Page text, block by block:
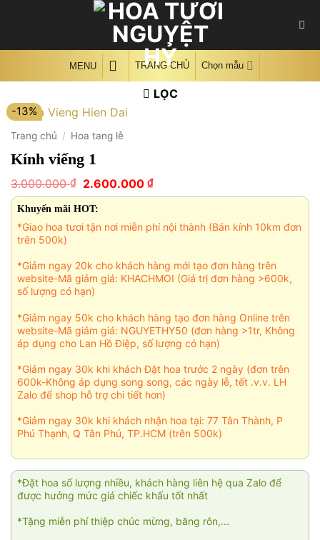
MENU TRANG CHỦ Chọn mẫu
LỌC
-13%
Trang chủ / Hoa tang lễ
Kính viếng 1
3.000.000₫ Giá
gốc
là:
3.000.000 ₫.
2.600.000 ₫Giá
hiện
2.600.000 ₫.
Khuyến mãi HOT:
*Giao hoa tươi tận nơi miễn phí nội thành (Bán kính 10km đơn
trên 500k)
*Giảm ngay 20k cho khách hàng mới tạo đơn hàng trên
website-Mã giảm giá: KHACHMOI (Giá trị đơn hàng >600k,
số lượng có hạn)
*Giảm ngay 50k cho khách hàng tạo đơn hàng Online trên
website-Mã giảm giá: NGUYETHY50 (đơn hàng >1tr, Không
áp dụng cho Lan Hồ Điệp, số lượng có hạn)
*Giảm ngay 30k khi khách Đặt hoa trước 2 ngày (đơn trên
600k-Không áp dụng song song, các ngày lễ, tết .v.v. LH
Zalo để shop hỗ trợ chi tiết hơn)
*Giảm ngay 30k khi khách nhận hoa tại: 77 Tân Thành, P
Phú Thạnh, Q Tân Phú, TP.HCM (trên 500k)
*Đặt hoa số lượng nhiều, khách hàng liên hệ qua Zalo để
được hưởng mức giá chiếc khấu tốt nhất
*Tặng miễn phí thiệp chúc mừng, băng rôn,...